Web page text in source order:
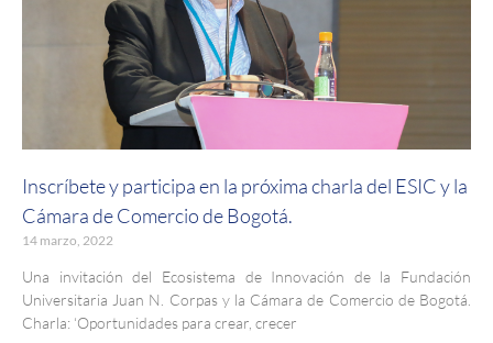
Inscríbete y participa en la próxima charla del ESIC y la
Cámara de Comercio de Bogotá.
14 marzo, 2022
Una invitación del Ecosistema de Innovación de la Fundación
Universitaria Juan N. Corpas y la Cámara de Comercio de Bogotá.
Charla: ‘Oportunidades para crear, crecer